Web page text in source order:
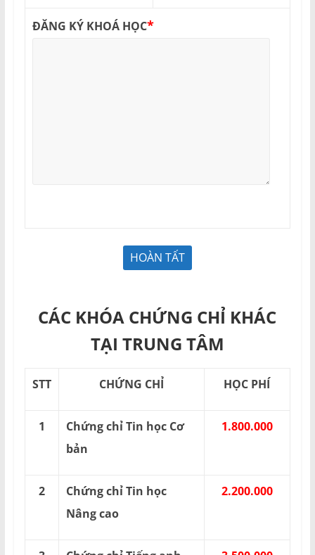
ĐĂNG KÝ KHOÁ HỌC*
CÁC KHÓA CHỨNG CHỈ KHÁC
TẠI TRUNG TÂM
STT CHỨNG CHỈ HỌC PHÍ
1
Chứng chỉ Tin học Cơ
bản
1.800.000
2
Chứng chỉ Tin học
Nâng cao
2.200.000